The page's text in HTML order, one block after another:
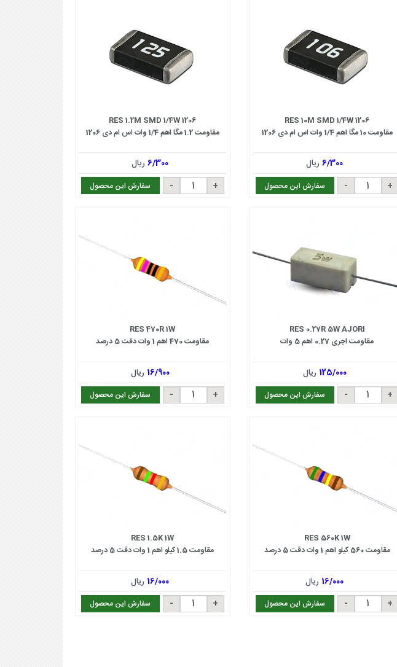
RES 10M SMD 1/4W 1206
مقاومت 10 مگا اهم 1/4 وات اس ام دی 1206
6/300ریال
سفارش این محصول
RES 1.2M SMD 1/4W 1206
مقاومت 1.2 مگا اهم 1/4 وات اس ام دی 1206
6/300ریال
سفارش این محصول
RES 0.27R 5W AJORI
مقاومت اجری 0.27 اهم 5 وات
125/000 ریال
سفارش این محصول
RES 470R 1W
مقاومت 470 اهم 1 وات دقت 5 درصد
16/900 ریال
سفارش این محصول
RES 560K 1W
مقاومت 560 کیلو اهم 1 وات دقت 5 درصد
16/000 ریال
سفارش این محصول
RES 1.5K 1W
مقاومت 1.5 کیلو اهم 1 وات دقت 5 درصد
16/000 ریال
سفارش این محصول